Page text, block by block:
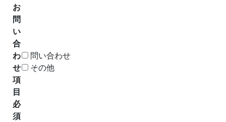
お
問
い
合
わ
せ
項
目
必
須
問い合わせ
その他